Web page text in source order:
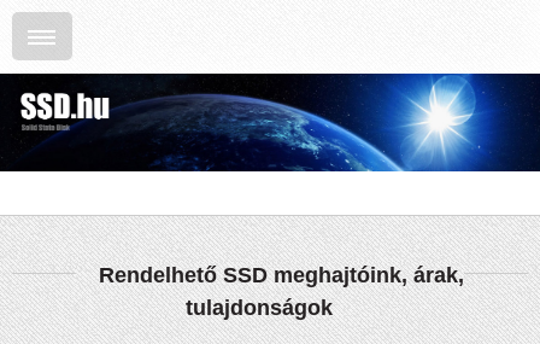
Rendelhető SSD meghajtóink, árak,
tulajdonságok